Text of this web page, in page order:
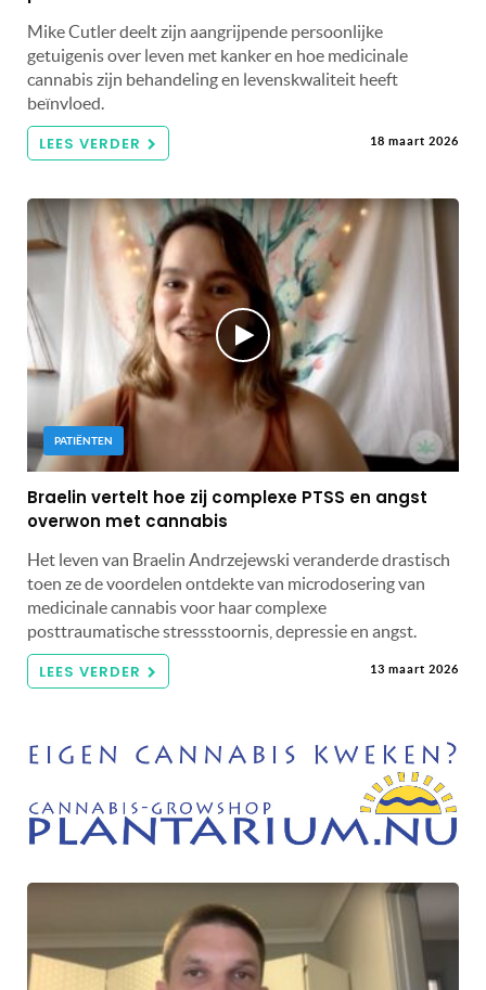
Mike Cutler deelt zijn aangrijpende persoonlijke
getuigenis over leven met kanker en hoe medicinale
cannabis zijn behandeling en levenskwaliteit heeft
beïnvloed.
LEES VERDER 18 maart 2026
PATIËNTEN
Braelin vertelt hoe zij complexe PTSS en angst
overwon met cannabis
Het leven van Braelin Andrzejewski veranderde drastisch
toen ze de voordelen ontdekte van microdosering van
medicinale cannabis voor haar complexe
posttraumatische stressstoornis, depressie en angst.
LEES VERDER 13 maart 2026